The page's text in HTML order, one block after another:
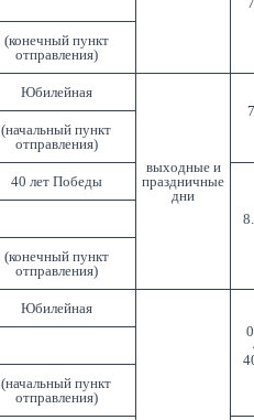
(конечный пункт
отправления)
Юбилейная
выходные и
праздничные
дни
(начальный пункт
отправления)
40 лет Победы
(конечный пункт
отправления)
Юбилейная
(начальный пункт
отправления)